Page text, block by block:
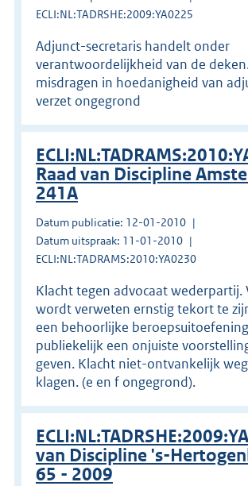
ECLI:NL:TADRSHE:2009:YA0225
Adjunct-secretaris handelt onder
verantwoordelijkheid van de
misdragen in hoedanigheid van
verzet ongegrond
Raad van Discipline
241A
Datum publicatie: 12-01-2010
Datum uitspraak: 11-01-2010
ECLI:NL:TADRAMS:2010:YA0230
Klacht tegen advocaat wederpartij.
wordt verweten ernstig tekort te
een behoorlijke
publiekelijk een onjuiste
geven. Klacht niet-ontvankelijk
klagen. (e en f ongegrond).
van Discipline 's-
65 - 2009